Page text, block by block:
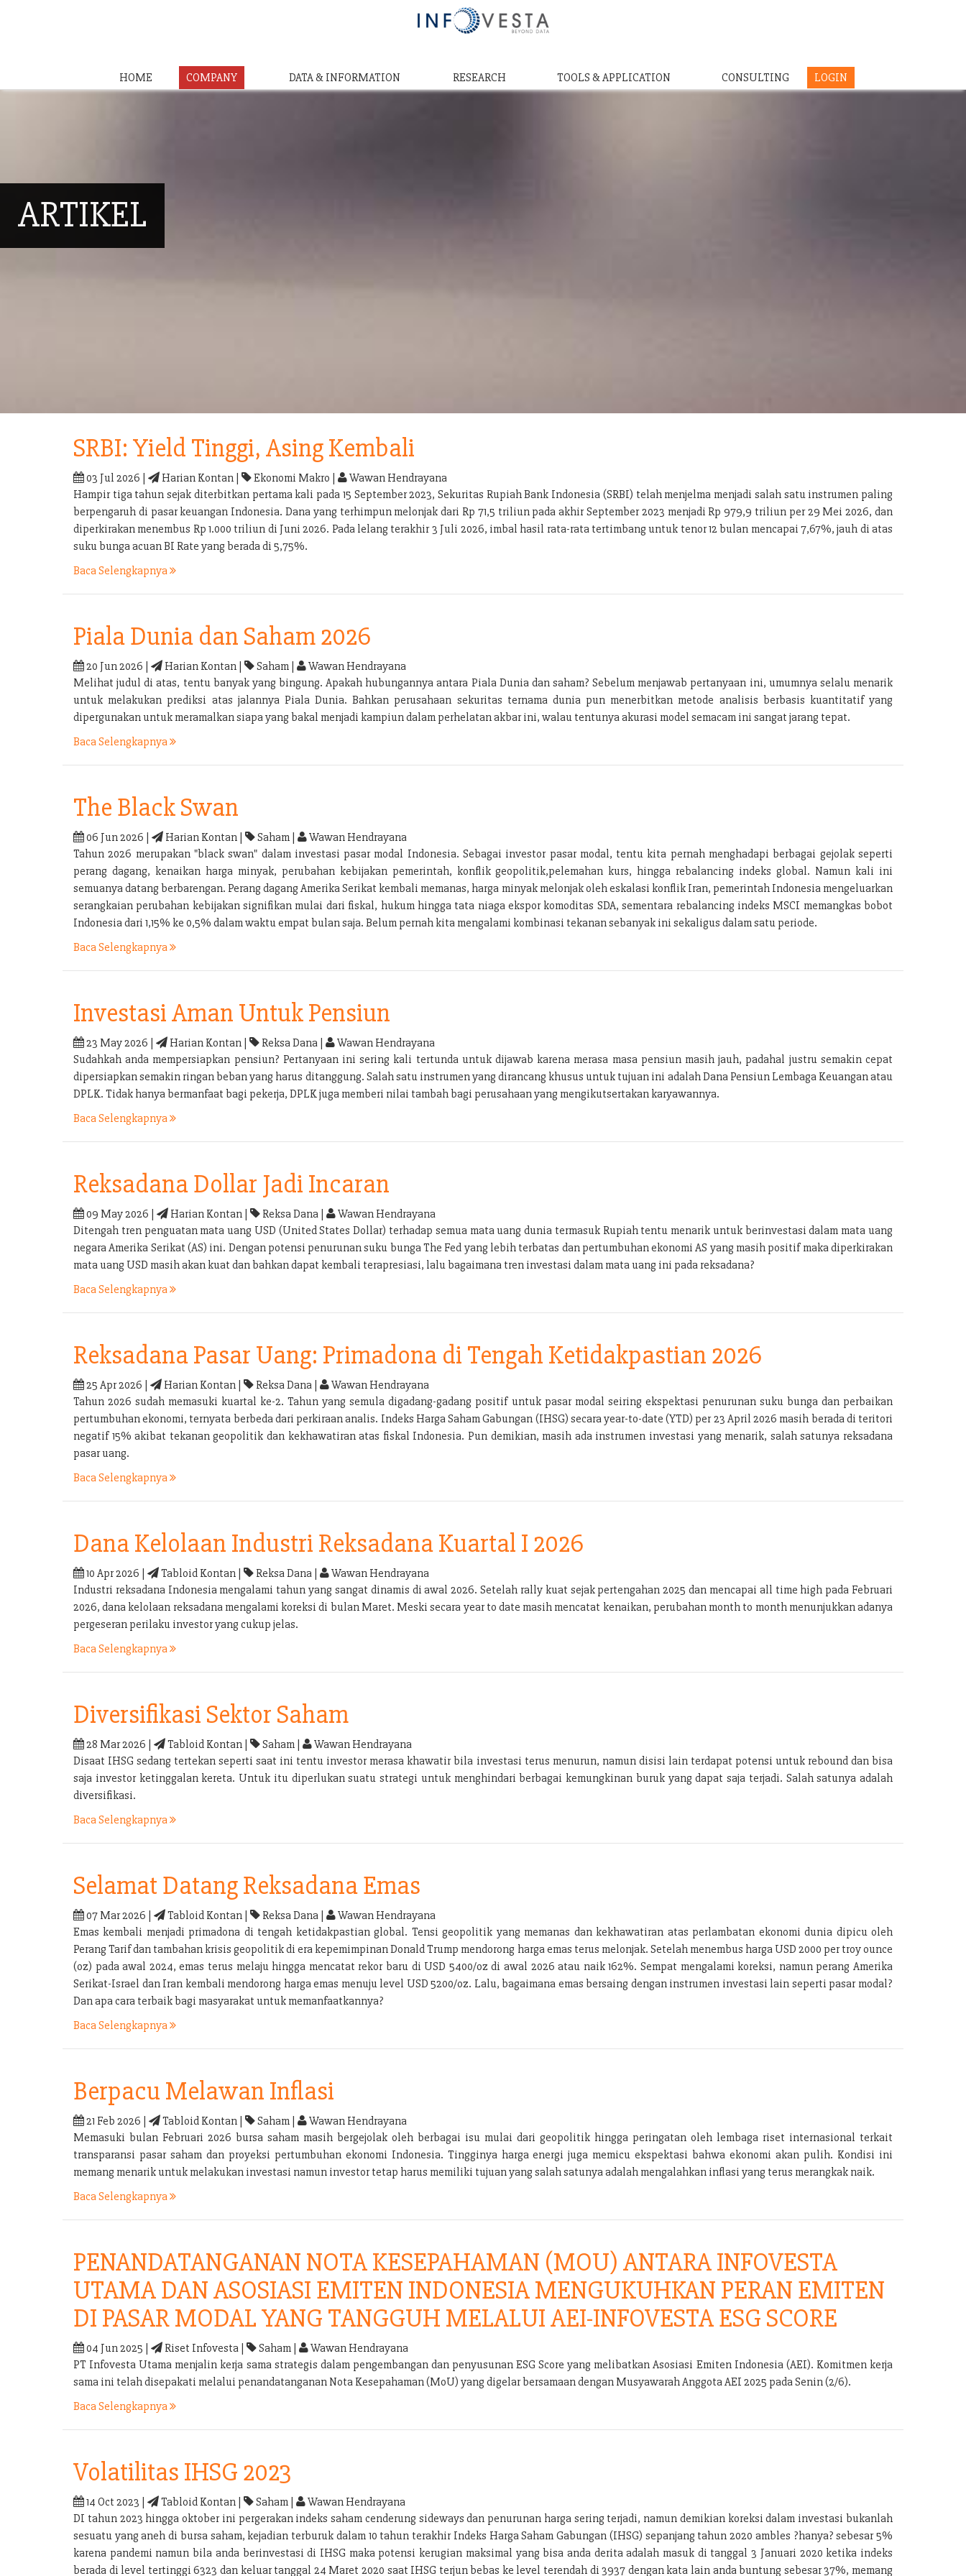
HOME COMPANY DATA & INFORMATION RESEARCH TOOLS & APPLICATION CONSULTING LOGIN
ARTIKEL
SRBI: Yield Tinggi, Asing Kembali
03 Jul 2026 | Harian Kontan | Ekonomi Makro |
Wawan Hendrayana
Hampir tiga tahun sejak diterbitkan pertama kali pada 15 September 2023, Sekuritas Rupiah Bank Indonesia (SRBI) telah menjelma menjadi salah satu instrumen paling
berpengaruh di pasar keuangan Indonesia. Dana yang terhimpun melonjak dari Rp 71,5 triliun pada akhir September 2023 menjadi Rp 979,9 triliun per 29 Mei 2026, dan
diperkirakan menembus Rp 1.000 triliun di Juni 2026. Pada lelang terakhir 3 Juli 2026, imbal hasil rata-rata tertimbang untuk tenor 12 bulan mencapai 7,67%, jauh di atas
suku bunga acuan BI Rate yang berada di 5,75%.
Baca Selengkapnya
Piala Dunia dan Saham 2026
20 Jun 2026 | Harian Kontan | Saham |
Wawan Hendrayana
Melihat judul di atas, tentu banyak yang bingung. Apakah hubungannya antara Piala Dunia dan saham? Sebelum menjawab pertanyaan ini, umumnya selalu menarik
untuk melakukan prediksi atas jalannya Piala Dunia. Bahkan perusahaan sekuritas ternama dunia pun menerbitkan metode analisis berbasis kuantitatif yang
dipergunakan untuk meramalkan siapa yang bakal menjadi kampiun dalam perhelatan akbar ini, walau tentunya akurasi model semacam ini sangat jarang tepat.
Baca Selengkapnya
The Black Swan
06 Jun 2026 | Harian Kontan | Saham |
Wawan Hendrayana
Tahun 2026 merupakan "black swan" dalam investasi pasar modal Indonesia. Sebagai investor pasar modal, tentu kita pernah menghadapi berbagai gejolak seperti
perang dagang, kenaikan harga minyak, perubahan kebijakan pemerintah, konflik geopolitik,pelemahan kurs, hingga rebalancing indeks global. Namun kali ini
semuanya datang berbarengan. Perang dagang Amerika Serikat kembali memanas, harga minyak melonjak oleh eskalasi konflik Iran, pemerintah Indonesia mengeluarkan
serangkaian perubahan kebijakan signifikan mulai dari fiskal, hukum hingga tata niaga ekspor komoditas SDA, sementara rebalancing indeks MSCI memangkas bobot
Indonesia dari 1,15% ke 0,5% dalam waktu empat bulan saja. Belum pernah kita mengalami kombinasi tekanan sebanyak ini sekaligus dalam satu periode.
Baca Selengkapnya
Investasi Aman Untuk Pensiun
23 May 2026 | Harian Kontan | Reksa Dana |
Wawan Hendrayana
Sudahkah anda mempersiapkan pensiun? Pertanyaan ini sering kali tertunda untuk dijawab karena merasa masa pensiun masih jauh, padahal justru semakin cepat
dipersiapkan semakin ringan beban yang harus ditanggung. Salah satu instrumen yang dirancang khusus untuk tujuan ini adalah Dana Pensiun Lembaga Keuangan atau
DPLK. Tidak hanya bermanfaat bagi pekerja, DPLK juga memberi nilai tambah bagi perusahaan yang mengikutsertakan karyawannya.
Baca Selengkapnya
Reksadana Dollar Jadi Incaran
09 May 2026 | Harian Kontan | Reksa Dana |
Wawan Hendrayana
Ditengah tren penguatan mata uang USD (United States Dollar) terhadap semua mata uang dunia termasuk Rupiah tentu menarik untuk berinvestasi dalam mata uang
negara Amerika Serikat (AS) ini. Dengan potensi penurunan suku bunga The Fed yang lebih terbatas dan pertumbuhan ekonomi AS yang masih positif maka diperkirakan
mata uang USD masih akan kuat dan bahkan dapat kembali terapresiasi, lalu bagaimana tren investasi dalam mata uang ini pada reksadana?
Baca Selengkapnya
Reksadana Pasar Uang: Primadona di Tengah Ketidakpastian 2026
25 Apr 2026 | Harian Kontan | Reksa Dana |
Wawan Hendrayana
Tahun 2026 sudah memasuki kuartal ke-2. Tahun yang semula digadang-gadang positif untuk pasar modal seiring ekspektasi penurunan suku bunga dan perbaikan
pertumbuhan ekonomi, ternyata berbeda dari perkiraan analis. Indeks Harga Saham Gabungan (IHSG) secara year-to-date (YTD) per 23 April 2026 masih berada di teritori
negatif 15% akibat tekanan geopolitik dan kekhawatiran atas fiskal Indonesia. Pun demikian, masih ada instrumen investasi yang menarik, salah satunya reksadana
pasar uang.
Baca Selengkapnya
Dana Kelolaan Industri Reksadana Kuartal I 2026
10 Apr 2026 | Tabloid Kontan | Reksa Dana |
Wawan Hendrayana
Industri reksadana Indonesia mengalami tahun yang sangat dinamis di awal 2026. Setelah rally kuat sejak pertengahan 2025 dan mencapai all time high pada Februari
2026, dana kelolaan reksadana mengalami koreksi di bulan Maret. Meski secara year to date masih mencatat kenaikan, perubahan month to month menunjukkan adanya
pergeseran perilaku investor yang cukup jelas.
Baca Selengkapnya
Diversifikasi Sektor Saham
28 Mar 2026 | Tabloid Kontan | Saham |
Wawan Hendrayana
Disaat IHSG sedang tertekan seperti saat ini tentu investor merasa khawatir bila investasi terus menurun, namun disisi lain terdapat potensi untuk rebound dan bisa
saja investor ketinggalan kereta. Untuk itu diperlukan suatu strategi untuk menghindari berbagai kemungkinan buruk yang dapat saja terjadi. Salah satunya adalah
diversifikasi.
Baca Selengkapnya
Selamat Datang Reksadana Emas
07 Mar 2026 | Tabloid Kontan | Reksa Dana |
Wawan Hendrayana
Emas kembali menjadi primadona di tengah ketidakpastian global. Tensi geopolitik yang memanas dan kekhawatiran atas perlambatan ekonomi dunia dipicu oleh
Perang Tarif dan tambahan krisis geopolitik di era kepemimpinan Donald Trump mendorong harga emas terus melonjak. Setelah menembus harga USD 2000 per troy ounce
(oz) pada awal 2024, emas terus melaju hingga mencatat rekor baru di USD 5400/oz di awal 2026 atau naik 162%. Sempat mengalami koreksi, namun perang Amerika
Serikat-Israel dan Iran kembali mendorong harga emas menuju level USD 5200/oz. Lalu, bagaimana emas bersaing dengan instrumen investasi lain seperti pasar modal?
Dan apa cara terbaik bagi masyarakat untuk memanfaatkannya?
Baca Selengkapnya
Berpacu Melawan Inflasi
21 Feb 2026 | Tabloid Kontan | Saham |
Wawan Hendrayana
Memasuki bulan Februari 2026 bursa saham masih bergejolak oleh berbagai isu mulai dari geopolitik hingga peringatan oleh lembaga riset internasional terkait
transparansi pasar saham dan proyeksi pertumbuhan ekonomi Indonesia. Tingginya harga energi juga memicu ekspektasi bahwa ekonomi akan pulih. Kondisi ini
memang menarik untuk melakukan investasi namun investor tetap harus memiliki tujuan yang salah satunya adalah mengalahkan inflasi yang terus merangkak naik.
Baca Selengkapnya
PENANDATANGANAN NOTA KESEPAHAMAN (MOU) ANTARA INFOVESTA
UTAMA DAN ASOSIASI EMITEN INDONESIA MENGUKUHKAN PERAN EMITEN
DI PASAR MODAL YANG TANGGUH MELALUI AEI-INFOVESTA ESG SCORE
04 Jun 2025 | Riset Infovesta | Saham |
Wawan Hendrayana
PT Infovesta Utama menjalin kerja sama strategis dalam pengembangan dan penyusunan ESG Score yang melibatkan Asosiasi Emiten Indonesia (AEI). Komitmen kerja
sama ini telah disepakati melalui penandatanganan Nota Kesepahaman (MoU) yang digelar bersamaan dengan Musyawarah Anggota AEI 2025 pada Senin (2/6).
Baca Selengkapnya
Volatilitas IHSG 2023
14 Oct 2023 | Tabloid Kontan | Saham |
Wawan Hendrayana
DI tahun 2023 hingga oktober ini pergerakan indeks saham cenderung sideways dan penurunan harga sering terjadi, namun demikian koreksi dalam investasi bukanlah
sesuatu yang aneh di bursa saham, kejadian terburuk dalam 10 tahun terakhir Indeks Harga Saham Gabungan (IHSG) sepanjang tahun 2020 ambles ?hanya? sebesar 5%
karena pandemi namun bila anda berinvestasi di IHSG maka potensi kerugian maksimal yang bisa anda derita adalah masuk di tanggal 3 Januari 2020 ketika indeks
berada di level tertinggi 6323 dan keluar tanggal 24 Maret 2020 saat IHSG terjun bebas ke level terendah di 3937 dengan kata lain anda buntung sebesar 37%, memang